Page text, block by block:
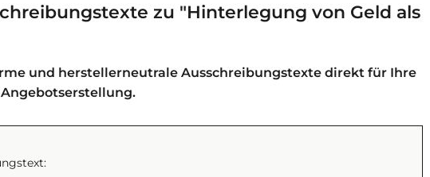
zu "Hinterlegung von Geld als
und herstellerneutrale Ausschreibungstexte direkt für Ihre